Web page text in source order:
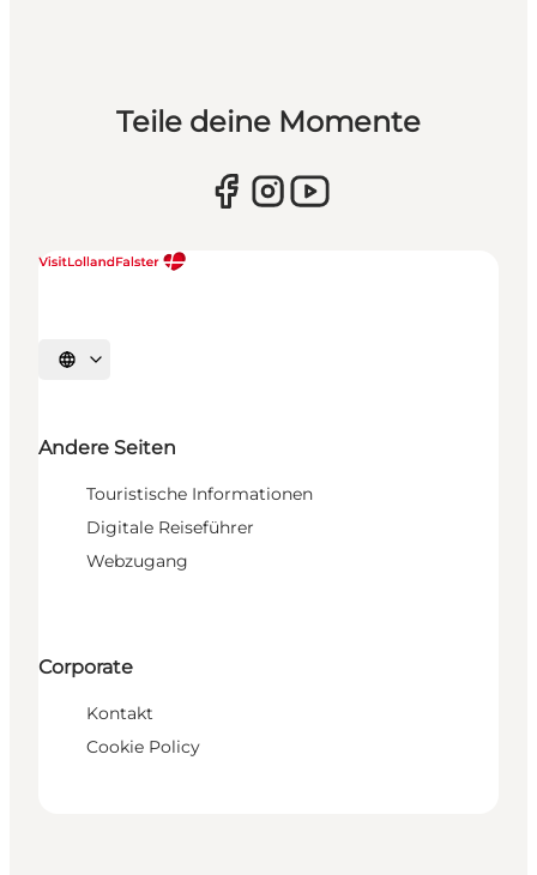
Teile deine Momente
Sprache auswählen
Andere Seiten
Touristische Informationen
Digitale Reiseführer
Webzugang
Corporate
Kontakt
Cookie Policy